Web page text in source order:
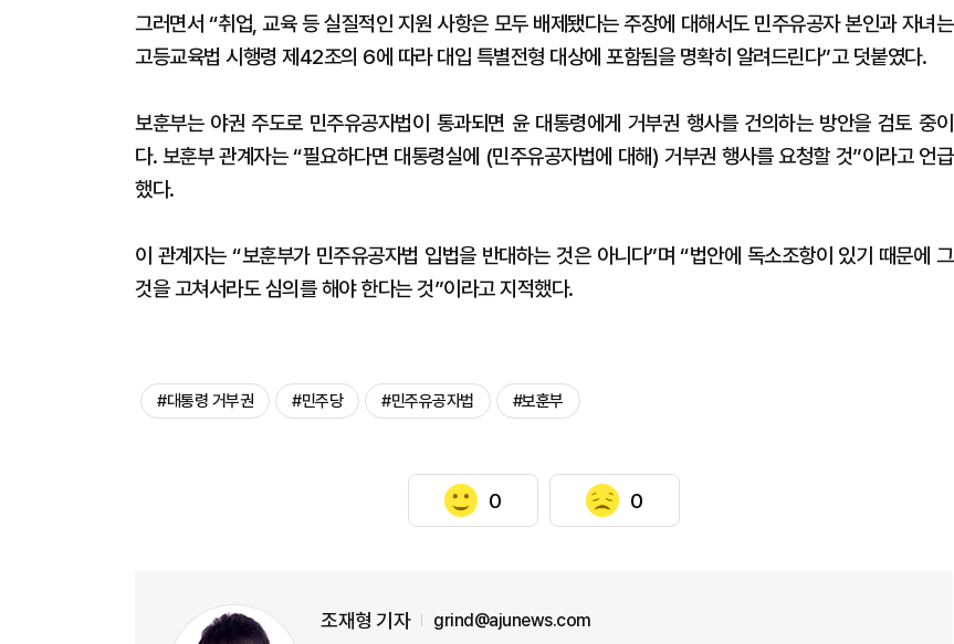
그러면서 “취업, 교육 등 실질적인 지원 사항은 모두 배제됐다는 주장에 대해서도 민주유공자 본인과 자녀는
고등교육법 시행령 제42조의 6에 따라 대입 특별전형 대상에 포함됨을 명확히 알려드린다”고 덧붙였다.
보훈부는 야권 주도로 민주유공자법이 통과되면 윤 대통령에게 거부권 행사를 건의하는 방안을 검토 중이
다. 보훈부 관계자는 “필요하다면 대통령실에 (민주유공자법에 대해) 거부권 행사를 요청할 것”이라고 언급
했다.
이 관계자는 “보훈부가 민주유공자법 입법을 반대하는 것은 아니다”며 “법안에 독소조항이 있기 때문에 그
것을 고쳐서라도 심의를 해야 한다는 것”이라고 지적했다.
#대통령 거부권 #민주당 #민주유공자법 #보훈부
0 0
조재형 기자 grind@ajunews.com